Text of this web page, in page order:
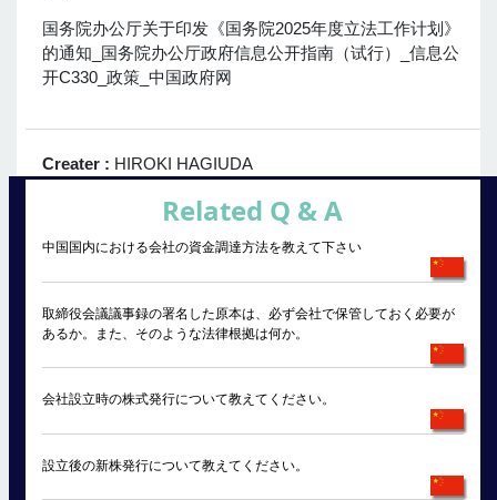
国务院办公厅关于印发《国务院2025年度立法工作计划》
的通知_国务院办公厅政府信息公开指南（试行）_信息公
开C330_政策_中国政府网
Creater : HIROKI HAGIUDA
Related Q & A
中国国内における会社の資金調達方法を教えて下さい
取締役会議議事録の署名した原本は、必ず会社で保管しておく必要が
あるか。また、そのような法律根拠は何か。
会社設立時の株式発行について教えてください。
設立後の新株発行について教えてください。